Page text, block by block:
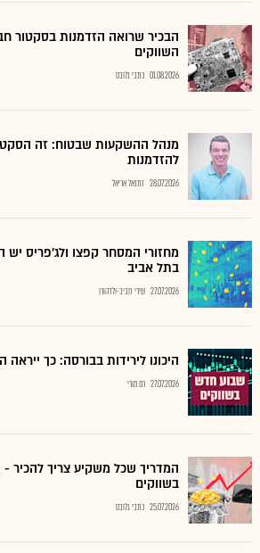
הבכיר שרואה הזדמנות בסקטור
השווקים
01.08.2026 כתבי גלובס
מנהל ההשקעות שבטוח: זה
להזדמנות
28.07.2026 נתנאל אריאל
מחזורי המסחר קפצו ולג'פריס
בתל אביב
27.07.2026 שירי חביב-ולדהורן
היכונו לירידות בבורסה: כך
27.07.2026 רם מורי
בשווקים
25.07.2026 כתבי גלובס